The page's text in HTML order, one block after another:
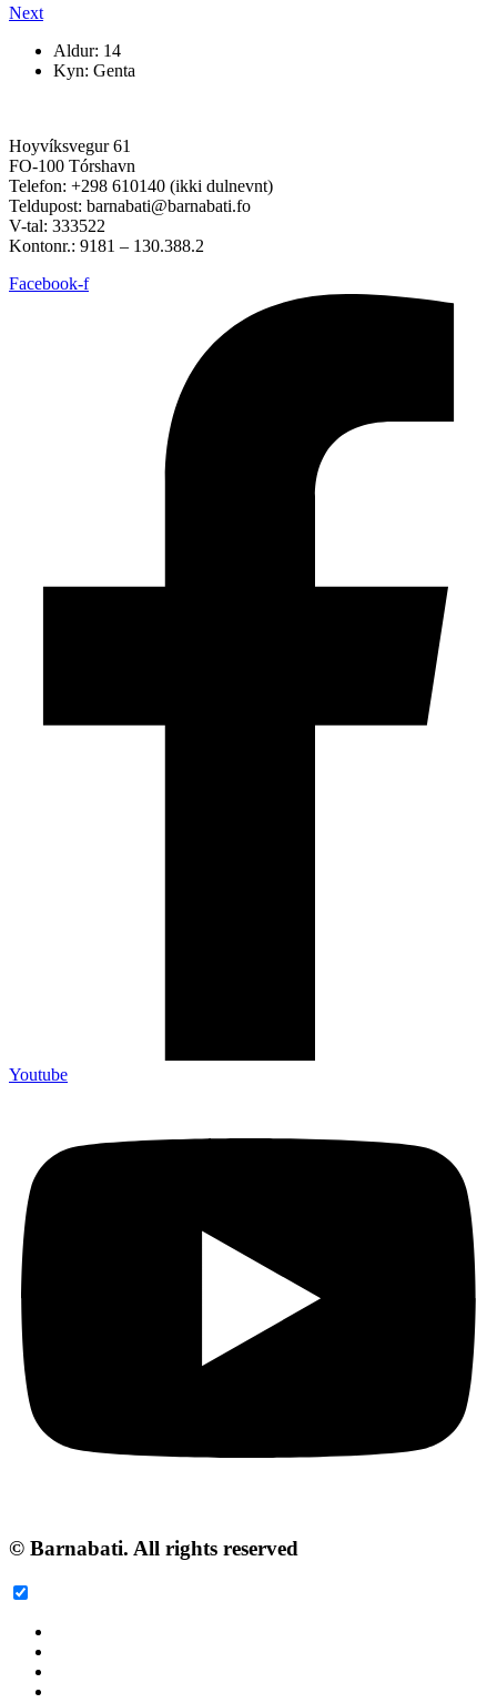
Next
Aldur: 14
Kyn: Genta
Hoyvíksvegur 61
FO-100 Tórshavn
Telefon: +298 610140 (ikki dulnevnt)
Teldupost: barnabati@barnabati.fo
V-tal: 333522
Kontonr.: 9181 – 130.388.2
Facebook-f
Youtube
© Barnabati. All rights reserved